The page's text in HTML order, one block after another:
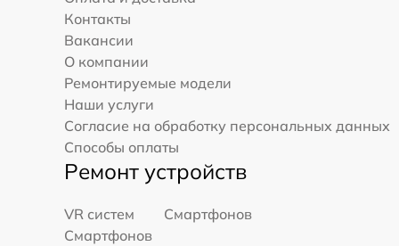
Контакты
Вакансии
О компании
Ремонтируемые модели
Наши услуги
Согласие на обработку персональных данных
Способы оплаты
Ремонт устройств
VR систем
Смартфонов
Смартфонов